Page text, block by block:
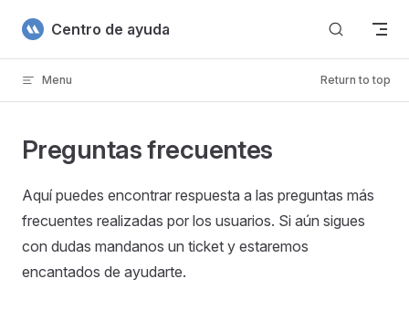
Skip to content
Centro de ayuda
Menu Return to top
Preguntas frecuentes
Aquí puedes encontrar respuesta a las preguntas más
frecuentes realizadas por los usuarios. Si aún sigues
con dudas mandanos un ticket y estaremos
encantados de ayudarte.